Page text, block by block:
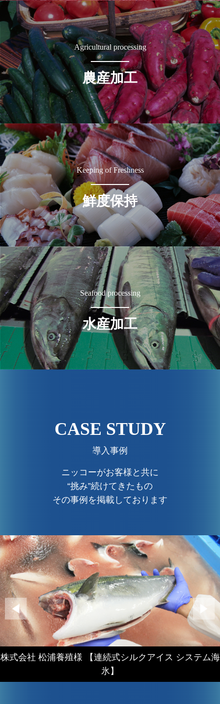
Agricultural processing
農産加工
Keeping of Freshness
鮮度保持
Seafood processing
水産加工
CASE STUDY
導入事例
ニッコーがお客様と共に
“挑み”続けてきたもの
その事例を掲載しております
株式会社 松浦養殖様 【連続式シルクアイス システム海
氷】